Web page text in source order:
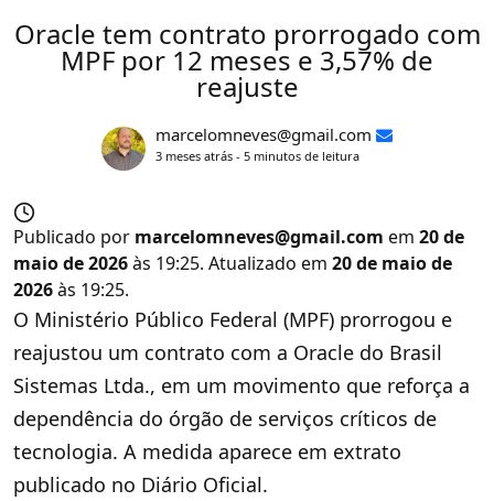
Oracle tem contrato prorrogado com
MPF por 12 meses e 3,57% de
reajuste
marcelomneves@gmail.com
3 meses atrás - 5 minutos de leitura
Publicado por marcelomneves@gmail.com em 20 de
maio de 2026às 19:25. Atualizado em 20 de maio de
2026às 19:25.
O Ministério Público Federal (MPF) prorrogou e
reajustou um contrato com a Oracle do Brasil
Sistemas Ltda., em um movimento que reforça a
dependência do órgão de serviços críticos de
tecnologia. A medida aparece em extrato
publicado no Diário Oficial.